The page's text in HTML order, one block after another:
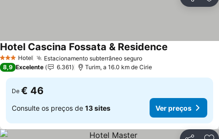
3 EstrelasHotel Estacionamento subterrâneo seguroVer preços
Hotel Cascina Fossata & Residence
8,9 Excelente 6.361 Turim, a 16.0 km de Cirie
De € 46
Consulte os preços de 13 sites Ver preços